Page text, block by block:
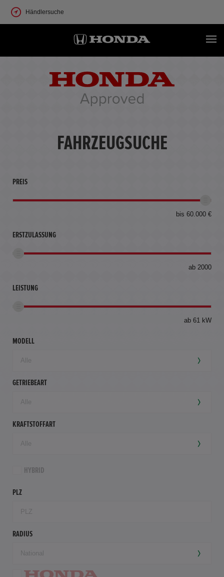
Händlersuche
FAHRZEUGSUCHE
PREIS
bis 60.000 €
ERSTZULASSUNG
ab 2000
LEISTUNG
ab 61 kW
MODELL
GETRIEBEART
KRAFTSTOFFART
HYBRID
PLZ
RADIUS